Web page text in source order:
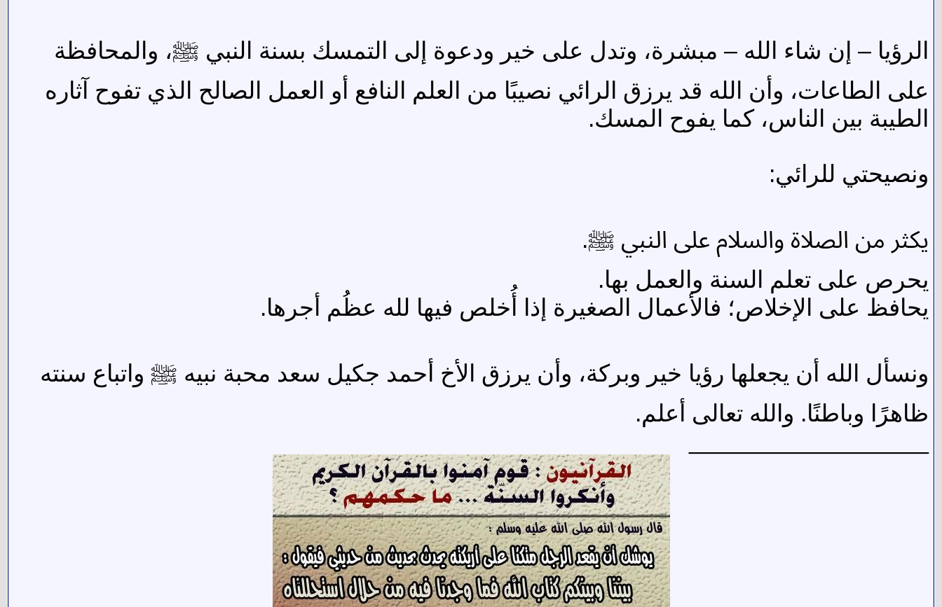
الرؤيا – إن شاء الله – مبشرة، وتدل على خير ودعوة إلى التمسك بسنة النبي ﷺ، والمحافظة
على الطاعات، وأن الله قد يرزق الرائي نصيبًا من العلم النافع أو العمل الصالح الذي تفوح آثاره
الطيبة بين الناس، كما يفوح المسك.
ونصيحتي للرائي:
يكثر من الصلاة والسلام على النبي ﷺ.
يحرص على تعلم السنة والعمل بها.
يحافظ على الإخلاص؛ فالأعمال الصغيرة إذا أُخلص فيها لله عظُم أجرها.
ونسأل الله أن يجعلها رؤيا خير وبركة، وأن يرزق الأخ أحمد جكيل سعد محبة نبيه ﷺ واتباع سنته
ظاهرًا وباطنًا. والله تعالى أعلم.